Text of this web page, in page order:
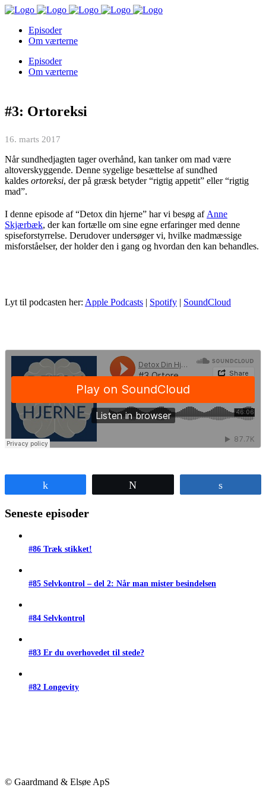
Episoder
Om værterne
Episoder
Om værterne
#3: Ortoreksi
16. marts 2017
Når sundhedjagten tager overhånd, kan tanker om mad være
altoverskyggende. Denne sygelige besættelse af sundhed
kaldes ortoreksi, der på græsk betyder “rigtig appetit” eller “rigtig
mad”.
I denne episode af “Detox din hjerne” har vi besøg af Anne
Skjærbæk, der kan fortælle om sine egne erfaringer med denne
spiseforstyrrelse. Derudover undersøger vi, hvilke madmæssige
misforståelser, der holder den i gang og hvordan den kan behandles.
Lyt til podcasten her: Apple Podcasts | Spotify | SoundCloud
Seneste episoder
#86 Træk stikket!
#85 Selvkontrol – del 2: Når man mister besindelsen
#84 Selvkontrol
#83 Er du overhovedet til stede?
#82 Longevity
© Gaardmand & Elsøe ApS